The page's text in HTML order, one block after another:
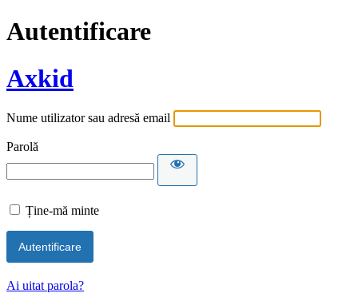
Autentificare
Axkid
Nume utilizator sau adresă email
Parolă
Ține-mă minte
Alternative:
Ai uitat parola?